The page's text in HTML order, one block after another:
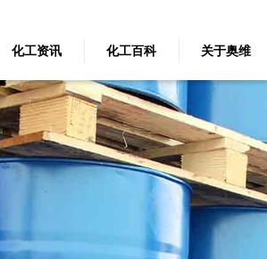
化工资讯 化工百科 关于奥维